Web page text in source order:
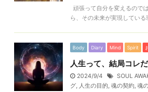
頑張って自分を変えるので
ら、その未来が実現してい
Body Diary Mind Spirit
人生って、結局コレだ
2024/9/4 SOUL
グ, 人生の目的, 魂の契約, 魂